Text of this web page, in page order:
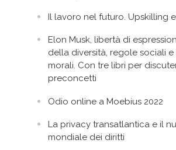
Il lavoro nel futuro. Upskilling
Elon Musk, libertà di
della diversità, regole sociali e
morali. Con tre libri per
preconcetti
Odio online a Moebius 2022
La privacy transatlantica e il
mondiale dei diritti